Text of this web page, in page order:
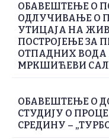
ОБАВЕШТЕЊЕ О
ОДЛУЧИВАЊЕ О
УТИЦАЈА НА
ПОСТРОЈЕЊЕ ЗА
ОТПАДНИХ
МРКШИЋЕВИ
ОБАВЕШТЕЊЕ О
СТУДИЈУ О
СРЕДИНУ –